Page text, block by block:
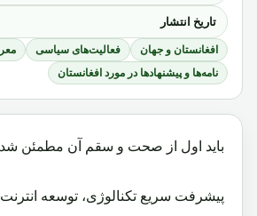
تاریخ انتشار
افغانستان و جهان فعالیت‌های سیاسی
نامه‌ها و پیشنهادها در مورد افغانستان
باید اول از صحت و سقم آن مطمئن
پیشرفت سریع تکنالوژی، توسعه